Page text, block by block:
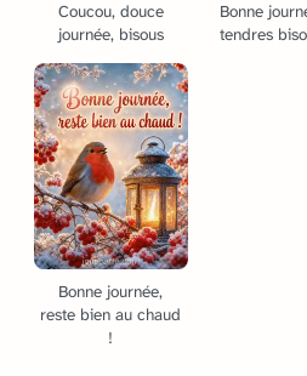
Coucou, douce
journée, bisous
Bonne
tendres
Bonne journée,
reste bien au chaud
!